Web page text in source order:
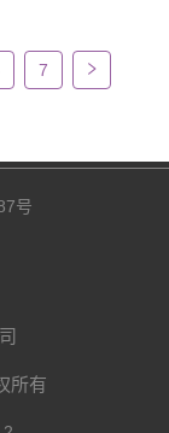
7
号
所有